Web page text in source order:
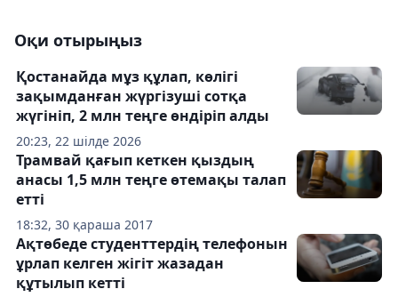
Оқи отырыңыз
20:23, 22 шілде 2026
Қостанайда мұз құлап, көлігі
зақымданған жүргізуші сотқа
жүгініп, 2 млн теңге өндіріп алды
18:32, 30 қараша 2017
Трамвай қағып кеткен қыздың
анасы 1,5 млн теңге өтемақы талап
етті
Ақтөбеде студенттердің телефонын
ұрлап келген жігіт жазадан
құтылып кетті